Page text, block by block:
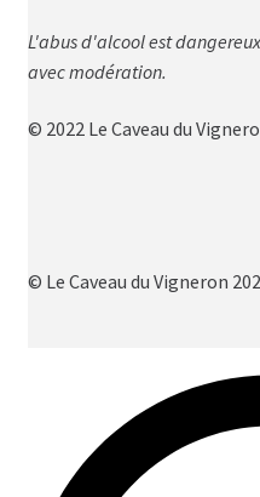
L'abus d'alcool est
avec modération.
© 2022 Le Caveau du
© Le Caveau du Vigneron